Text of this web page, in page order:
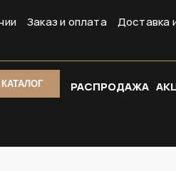
Заказ и оплата Доставка
КАТАЛОГ РАСПРОДАЖА